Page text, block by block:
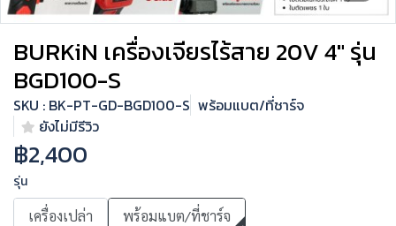
BURKiN เครื่องเจียรไร้สาย 20V 4" รุ่น
BGD100-S
SKU : BK-PT-GD-BGD100-S พร้อมแบต/ที่ชาร์จ
ยังไม่มีรีวิว
฿2,400
รุ่น
เครื่องเปล่า
พร้อมแบต/ที่ชาร์จ